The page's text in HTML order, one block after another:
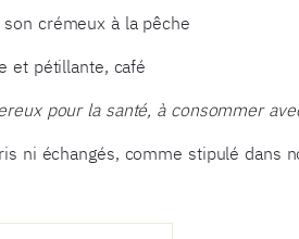
crémeux à la pêche
et pétillante, café
pour la santé, à consommer
ni échangés, comme stipulé dans